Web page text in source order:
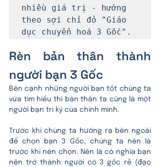
nhiều giá trị - hướng
theo sợi chỉ đỏ "Giáo
dục chuyển hoá 3 Gốc".
Rèn bản thân thành
người bạn 3 Gốc
Bên cạnh những người bạn tốt chúng ta
vừa tìm hiểu thì bản thân ta cũng là một
người bạn tri kỷ của chính mình.
Trước khi chúng ta hướng ra bên ngoài
để chọn bạn 3 Gốc, chúng ta nên là
trước khi nên chọn. Nên là có nghĩa bạn
nên trở thành người có 3 gốc rễ (đạo